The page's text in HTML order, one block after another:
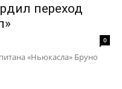
переход
0
«Ньюкасла» Бруно